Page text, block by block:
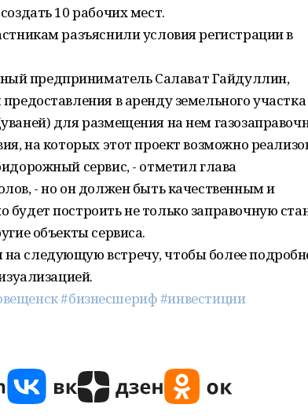
10 рабочих мест.
разъяснили условия регистрации в
предприниматель Салават Гайдуллин,
в аренду земельного участка
для размещения на нем
на которых этот проект возможно
сервис, - отметил глава
- но он должен быть качественным и
построить не только заправочную
объекты сервиса.
следующую встречу, чтобы более
#бизнесшериф#инвестиции